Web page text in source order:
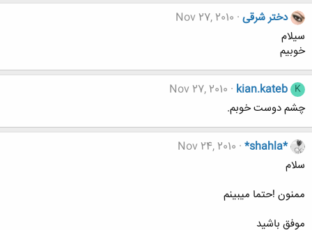
دختر شرقی Nov 27, 2010
سیلام
خوبیم
K
kian.kateb
Nov 27, 2010
چشم دوست خوبم.
*shahla*
Nov 24, 2010
سلام
ممنون !حتما میبینم
موفق باشید